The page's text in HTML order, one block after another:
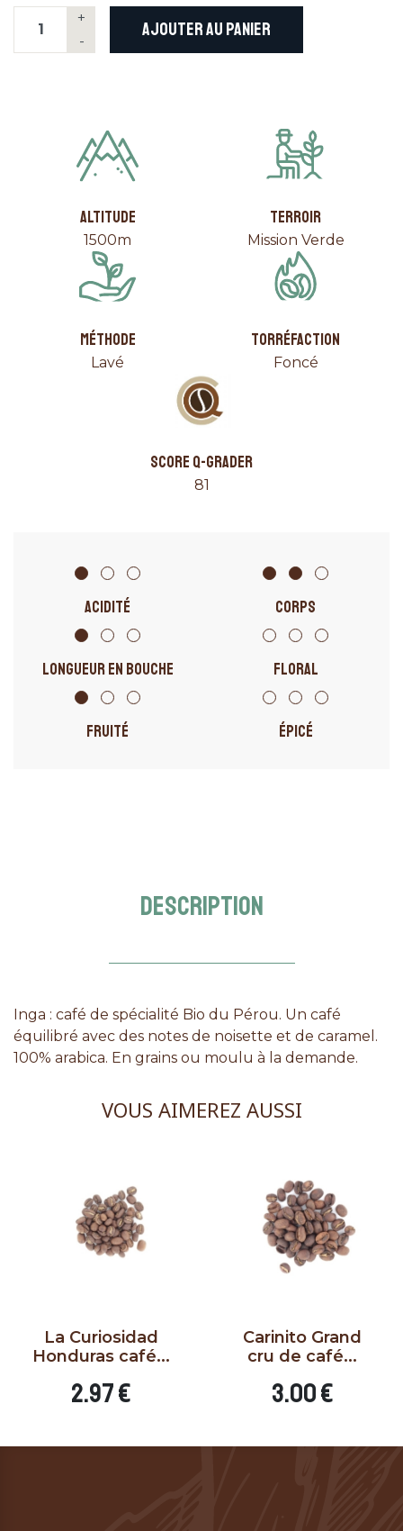
+
-
AJOUTER AU PANIER
ALTITUDE
1500m
TERROIR
Mission Verde
MÉTHODE
Lavé
TORRÉFACTION
Foncé
SCORE Q-GRADER
81
ACIDITÉ CORPS
LONGUEUR EN BOUCHE FLORAL
FRUITÉ ÉPICÉ
DESCRIPTION
Inga : café de spécialité Bio du Pérou. Un café
équilibré avec des notes de noisette et de caramel.
100% arabica. En grains ou moulu à la demande.
VOUS AIMEREZ AUSSI
La Curiosidad
Honduras café...
Prix
2.97 €
Carinito Grand
cru de café...
Prix
3.00 €